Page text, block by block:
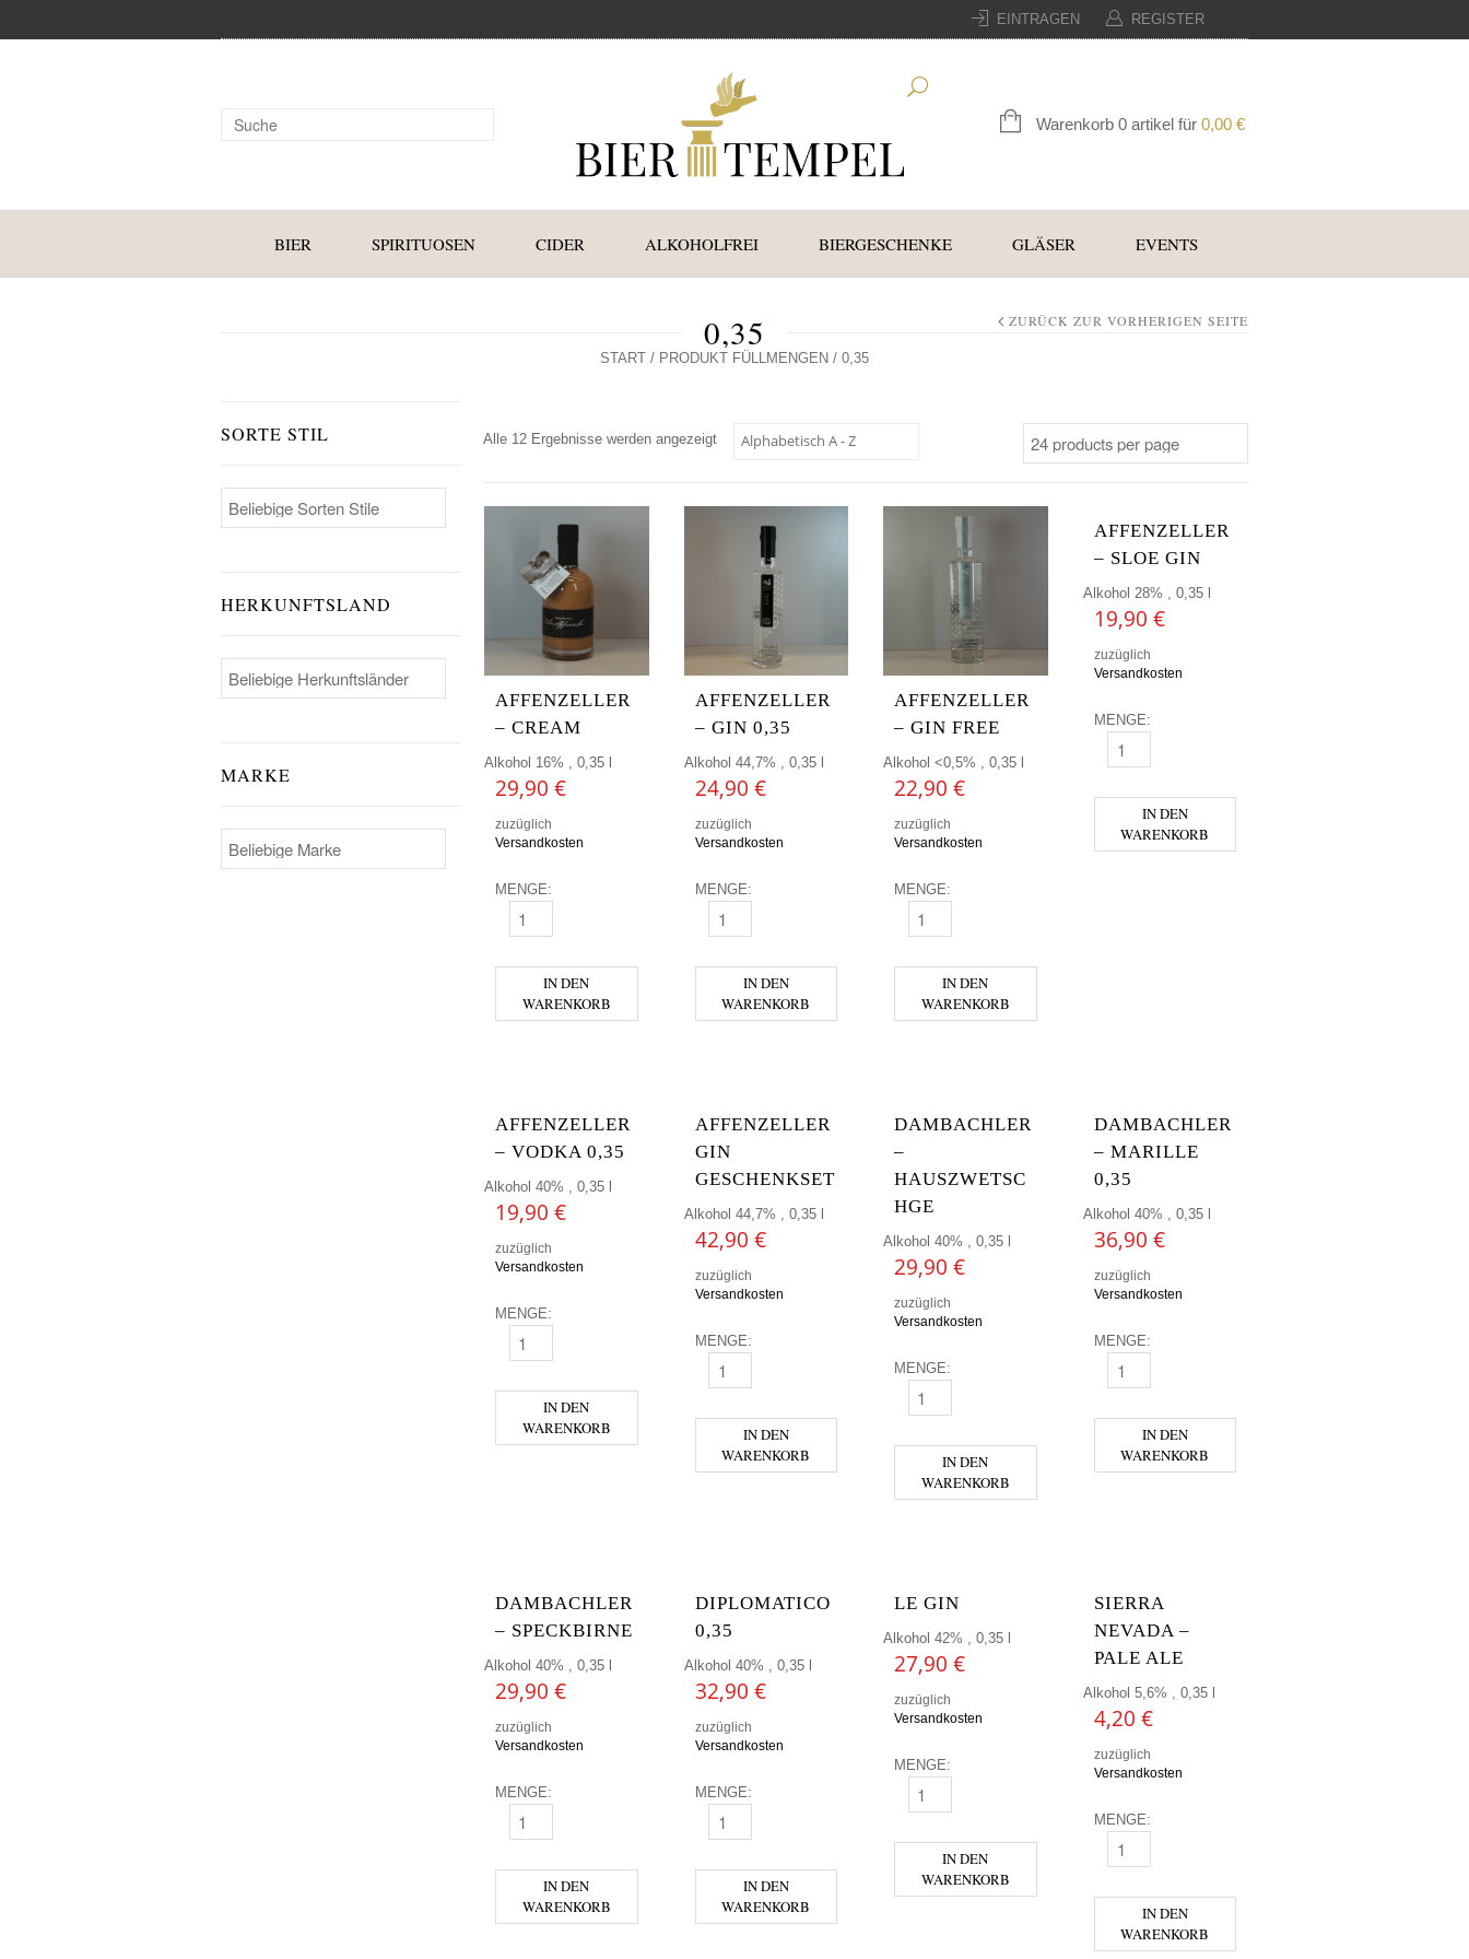
EINTRAGEN REGISTER
Warenkorb 0 artikel für 0,00 €
BIER SPIRITUOSEN CIDER ALKOHOLFREI BIERGESCHENKE GLÄSER EVENTS
0,35
START / PRODUKT FÜLLMENGEN / 0,35
ZURÜCK ZUR VORHERIGEN SEITE
SORTE STIL
HERKUNFTSLAND
MARKE
Alle 12 Ergebnisse werden angezeigt
AFFENZELLER
– CREAM
Alkohol 16% , 0,35 l
29,90 €
zuzüglich
Versandkosten
MENGE:
AFFENZELLER - CREAM MENGE
IN DEN
WARENKORB
AFFENZELLER
– GIN 0,35
Alkohol 44,7% , 0,35 l
24,90 €
zuzüglich
Versandkosten
MENGE:
AFFENZELLER - GIN 0,35 MENGE
IN DEN
WARENKORB
AFFENZELLER
– GIN FREE
Alkohol <0,5% , 0,35 l
22,90 €
zuzüglich
Versandkosten
MENGE:
AFFENZELLER - GIN FREE MENGE
IN DEN
WARENKORB
AFFENZELLER
– SLOE GIN
Alkohol 28% , 0,35 l
19,90 €
zuzüglich
Versandkosten
MENGE:
AFFENZELLER - SLOE GIN MENGE
IN DEN
WARENKORB
AFFENZELLER
– VODKA 0,35
Alkohol 40% , 0,35 l
19,90 €
zuzüglich
Versandkosten
MENGE:
AFFENZELLER - VODKA 0,35 MENGE
IN DEN
WARENKORB
AFFENZELLER
GIN
GESCHENKSET
Alkohol 44,7% , 0,35 l
42,90 €
zuzüglich
Versandkosten
MENGE:
AFFENZELLER GIN GESCHENKSET MENGE
IN DEN
WARENKORB
DAMBACHLER
–
HAUSZWETSC
HGE
Alkohol 40% , 0,35 l
29,90 €
zuzüglich
Versandkosten
MENGE:
DAMBACHLER - HAUSZWETSCHGE MENGE
IN DEN
WARENKORB
DAMBACHLER
– MARILLE
0,35
Alkohol 40% , 0,35 l
36,90 €
zuzüglich
Versandkosten
MENGE:
DAMBACHLER - MARILLE 0,35 MENGE
IN DEN
WARENKORB
DAMBACHLER
– SPECKBIRNE
Alkohol 40% , 0,35 l
29,90 €
zuzüglich
Versandkosten
MENGE:
DAMBACHLER - SPECKBIRNE MENGE
IN DEN
WARENKORB
DIPLOMATICO
0,35
Alkohol 40% , 0,35 l
32,90 €
zuzüglich
Versandkosten
MENGE:
DIPLOMATICO 0,35 MENGE
IN DEN
WARENKORB
LE GIN
Alkohol 42% , 0,35 l
27,90 €
zuzüglich
Versandkosten
MENGE:
LE GIN MENGE
IN DEN
WARENKORB
SIERRA
NEVADA –
PALE ALE
Alkohol 5,6% , 0,35 l
4,20 €
zuzüglich
Versandkosten
MENGE:
SIERRA NEVADA - PALE ALE MENGE
IN DEN
WARENKORB